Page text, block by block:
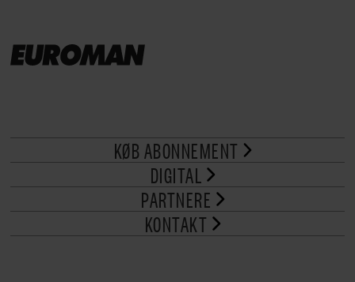
KØB ABONNEMENT
DIGITAL
PARTNERE
KONTAKT